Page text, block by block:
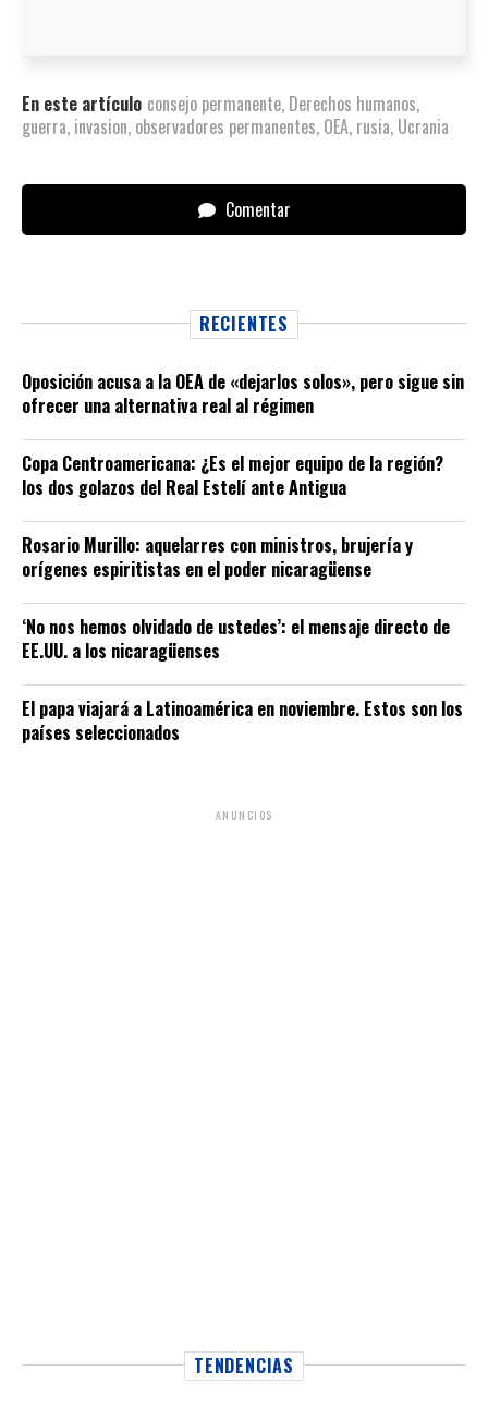
En este artículo consejo permanente, Derechos humanos,
guerra, invasion, observadores permanentes, OEA, rusia, Ucrania
Comentar
RECIENTES
Oposición acusa a la OEA de «dejarlos solos», pero sigue sin
ofrecer una alternativa real al régimen
Copa Centroamericana: ¿Es el mejor equipo de la región?
los dos golazos del Real Estelí ante Antigua
Rosario Murillo: aquelarres con ministros, brujería y
orígenes espiritistas en el poder nicaragüense
‘No nos hemos olvidado de ustedes’: el mensaje directo de
EE.UU. a los nicaragüenses
El papa viajará a Latinoamérica en noviembre. Estos son los
países seleccionados
ANUNCIOS
TENDENCIAS